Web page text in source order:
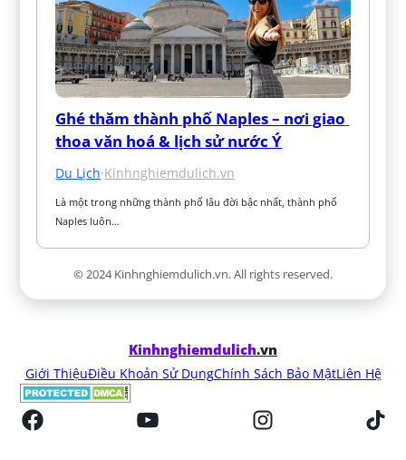
Ghé thăm thành phố Naples – nơi giao
thoa văn hoá & lịch sử nước Ý
Du Lịch·Kinhnghiemdulich.vn
Là một trong những thành phố lâu đời bậc nhất, thành phố
Naples luôn…
© 2024 Kinhnghiemdulich.vn. All rights reserved.
Kinhnghiemdulich.vn
Giới ThiệuĐiều Khoản Sử DụngChính Sách Bảo MậtLiên Hệ